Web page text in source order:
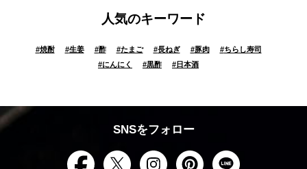
人気のキーワード
#焼酎 #生姜 #酢 #たまご #長ねぎ #豚肉 #ちらし寿司
#にんにく #黒酢 #日本酒
SNSをフォロー